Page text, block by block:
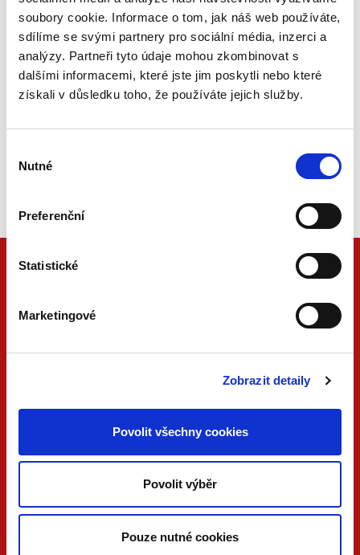
soubory cookie. Informace o tom, jak náš web používáte,
sdílíme se svými partnery pro sociální média, inzerci a
analýzy. Partneři tyto údaje mohou zkombinovat s
dalšími informacemi, které jste jim poskytli nebo které
získali v důsledku toho, že používáte jejich služby.
souhlasu
Nutné
Preferenční
Statistické
Marketingové
Zobrazit detaily
Povolit všechny cookies
Povolit výběr
Pouze nutné cookies
Tradiční nakladatelství
Působíme na trhu přes 30 let.
Semináře a Konference
Vzdělávejte se kvalitně.
PDF
KONTAKTUJTE NÁS
733 734 348 beck@beck.cz